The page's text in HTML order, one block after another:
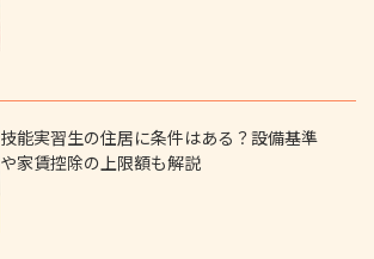
技能実習生の住居に条件はある？設備基準
や家賃控除の上限額も解説